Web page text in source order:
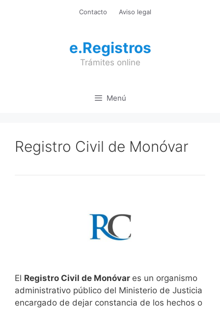
Contacto Aviso legal
e.Registros
Trámites online
Menú
Registro Civil de Monóvar
El Registro Civil de Monóvar es un organismo
administrativo público del Ministerio de Justicia
encargado de dejar constancia de los hechos o